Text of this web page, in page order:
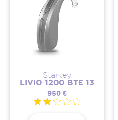
Starkey
LIVIO 1200 BTE 13
950 €